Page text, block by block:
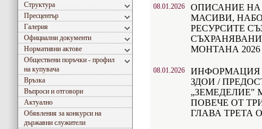
Структура
Пресцентър
Галерия
Официални документи
Нормативни актове
Обществени поръчки - профил
на купувача
Връзка
Въпроси и отговори
Актуално
Обявления за конкурси на
държавни служители
08.01.2026
ОПИСАНИЕ
МАСИВИ,
РЕСУРСИТЕ
МОНТАНА 2026
08.01.2026
ИНФОРМАЦИЯ
ЗДОИ /
ПОВЕЧЕ ОТ
ГЛАВА ТРЕТА